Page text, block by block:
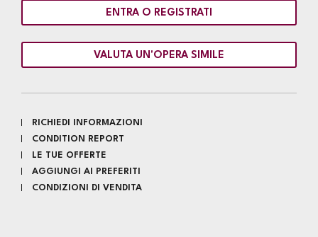
ENTRA O REGISTRATI
VALUTA UN'OPERA SIMILE
RICHIEDI INFORMAZIONI
CONDITION REPORT
LE TUE OFFERTE
AGGIUNGI AI PREFERITI
CONDIZIONI DI VENDITA